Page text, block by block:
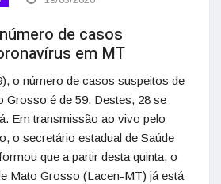
de casos
em MT
o número de casos suspeitos de
Grosso é de 59. Destes, 28 se
Em transmissão ao vivo pelo
o secretário estadual de Saúde
que a partir desta quinta, o
Mato Grosso (Lacen-MT) já está